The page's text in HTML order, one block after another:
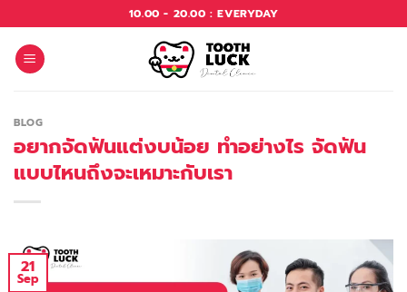
to
content
10.00 - 20.00 : EVERYDAY
BLOG
อยากจัดฟันแต่งบน้อย ทำอย่างไร จัดฟัน
แบบไหนถึงจะเหมาะกับเรา
21
Sep